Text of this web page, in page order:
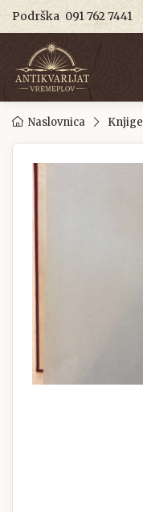
Podrška 091 762 7441
Naslovnica Knjige